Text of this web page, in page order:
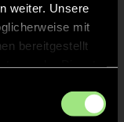
weiter. Unsere
mit
bereitgestellt